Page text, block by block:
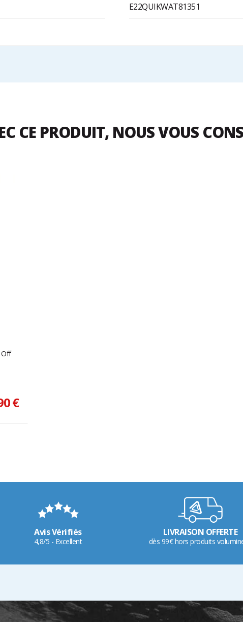
E22QUIKWAT81351
CE PRODUIT, NOUS VOUS
Off
€
Avis Vérifiés
4,8/5 - Excellent
LIVRAISON OFFERTE
dès 99€ hors produits